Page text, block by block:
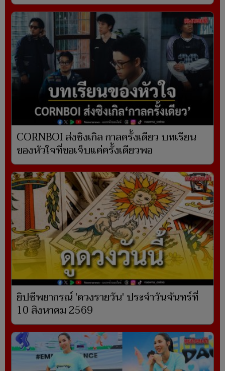
CORNBOI ส่งซิงเกิล กาลครั้งเดียว บทเรียน
ของหัวใจที่ขอเจ็บแค่ครั้งเดียวพอ
ยิปซีพยากรณ์ 'ดวงรายวัน' ประจำวันจันทร์ที่
10 สิงหาคม 2569